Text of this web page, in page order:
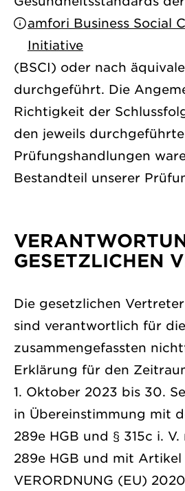
amfori Business Social
Initiative
(BSCI) oder nach
durchgeführt. Die
Richtigkeit der
den jeweils
Prüfungshandlungen
Bestandteil unserer
GESETZLICHEN
Die gesetzlichen
sind verantwortlich für
zusammengefassten
Erklärung für den
1. Oktober 2023 bis 30.
in Übereinstimmung mit
289e HGB und § 315c i.
289e HGB und mit
VERORDNUNG (EU)